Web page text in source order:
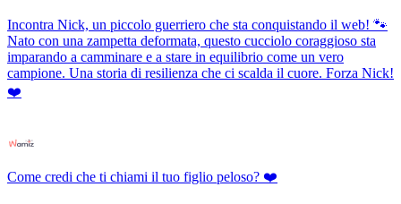
Incontra Nick, un piccolo guerriero che sta conquistando il web! 🐾
Nato con una zampetta deformata, questo cucciolo coraggioso sta
imparando a camminare e a stare in equilibrio come un vero
campione. Una storia di resilienza che ci scalda il cuore. Forza Nick!
❤️
Come credi che ti chiami il tuo figlio peloso? ❤️